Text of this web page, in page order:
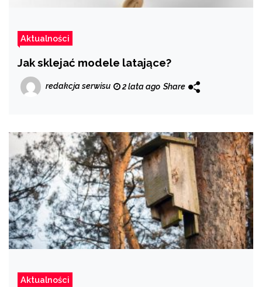
Aktualności
Jak sklejać modele latające?
redakcja serwisu 2 lata ago Share
Aktualności